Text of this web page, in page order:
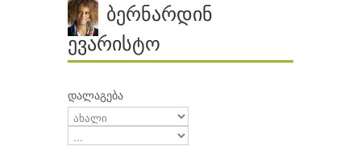
ავტორები
გამომცემლობები
ბერნარდინ
ევარისტო
დალაგება